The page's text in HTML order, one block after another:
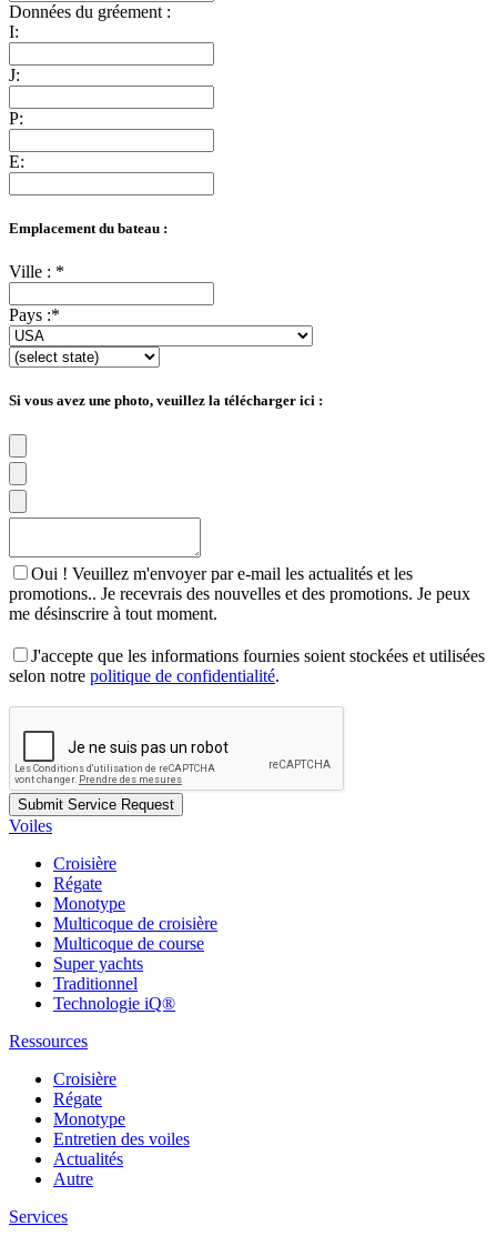
Données du gréement :
I:
J:
P:
E:
Emplacement du bateau :
Ville : *
Pays :*
Si vous avez une photo, veuillez la télécharger ici :
Oui ! Veuillez m'envoyer par e-mail les actualités et les
promotions.. Je recevrais des nouvelles et des promotions. Je peux
me désinscrire à tout moment.
J'accepte que les informations fournies soient stockées et utilisées
selon notre politique de confidentialité.
Voiles
Croisière
Régate
Monotype
Multicoque de croisière
Multicoque de course
Super yachts
Traditionnel
Technologie iQ®
Ressources
Croisière
Régate
Monotype
Entretien des voiles
Actualités
Autre
Services